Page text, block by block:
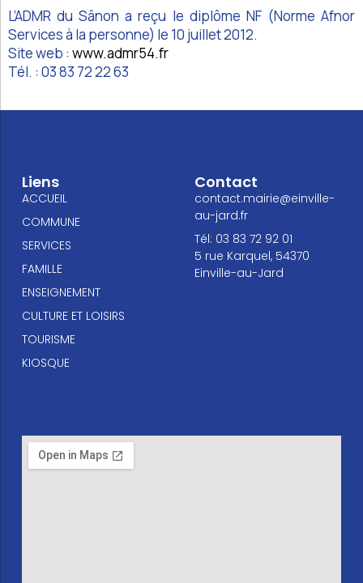
L’ADMR du Sânon a reçu le diplôme NF (Norme Afnor
Services à la personne) le 10 juillet 2012.
Site web : www.admr54.fr
Tél. : 03 83 72 22 63
Liens
ACCUEIL
COMMUNE
SERVICES
FAMILLE
ENSEIGNEMENT
CULTURE ET LOISIRS
TOURISME
KIOSQUE
Contact
contact.mairie@einville-
au-jard.fr
Tél: 03 83 72 92 01
5 rue Karquel, 54370
Einville-au-Jard